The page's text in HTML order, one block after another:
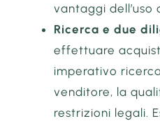
vantaggi dell’uso
Ricerca e due
effettuare
imperativo
venditore, la
restrizioni legali.